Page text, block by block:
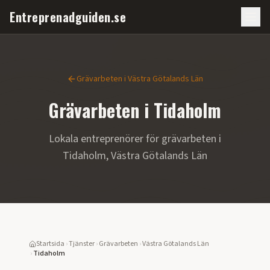
Entreprenadguiden.se
Grävarbeten i Västra Götalands Län
Grävarbeten i Tidaholm
Lokala entreprenörer för grävarbeten i
Tidaholm,Västra Götalands Län
Startsida ›Tjänster›Grävarbeten ›Västra Götalands Län
›Tidaholm